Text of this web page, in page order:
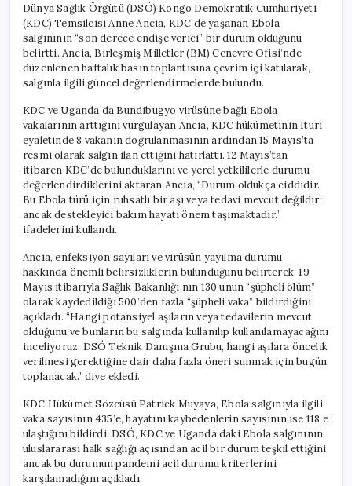
Salgısını
Şiddetle
Kınıyor
için
Dünya Sağlık Örgütü (DSÖ) Kongo Demokratik Cumhuriyeti
(KDC) Temsilcisi Anne Ancia, KDC’de yaşanan Ebola
salgınının “son derece endişe verici” bir durum olduğunu
belirtti. Ancia, Birleşmiş Milletler (BM) Cenevre Ofisi’nde
düzenlenen haftalık basın toplantısına çevrim içi katılarak,
salgınla ilgili güncel değerlendirmelerde bulundu.
KDC ve Uganda’da Bundibugyo virüsüne bağlı Ebola
vakalarının arttığını vurgulayan Ancia, KDC hükümetinin Ituri
eyaletinde 8 vakanın doğrulanmasının ardından 15 Mayıs’ta
resmi olarak salgın ilan ettiğini hatırlattı. 12 Mayıs’tan
itibaren KDC’de bulunduklarını ve yerel yetkililerle durumu
değerlendirdiklerini aktaran Ancia, “Durum oldukça ciddidir.
Bu Ebola türü için ruhsatlı bir aşı veya tedavi mevcut değildir;
ancak destekleyici bakım hayati önem taşımaktadır.”
ifadelerini kullandı.
Ancia, enfeksiyon sayıları ve virüsün yayılma durumu
hakkında önemli belirsizliklerin bulunduğunu belirterek, 19
Mayıs itibarıyla Sağlık Bakanlığı’nın 130’unun “şüpheli ölüm”
olarak kaydedildiği 500’den fazla “şüpheli vaka” bildirdiğini
açıkladı. “Hangi potansiyel aşıların veya tedavilerin mevcut
olduğunu ve bunların bu salgında kullanılıp kullanılamayacağını
inceliyoruz. DSÖ Teknik Danışma Grubu, hangi aşılara öncelik
verilmesi gerektiğine dair daha fazla öneri sunmak için bugün
toplanacak.” diye ekledi.
KDC Hükümet Sözcüsü Patrick Muyaya, Ebola salgınıyla ilgili
vaka sayısının 435’e, hayatını kaybedenlerin sayısının ise 118’e
ulaştığını bildirdi. DSÖ, KDC ve Uganda’daki Ebola salgınının
uluslararası halk sağlığı açısından acil bir durum teşkil ettiğini
ancak bu durumun pandemi acil durumu kriterlerini
karşılamadığını açıkladı.